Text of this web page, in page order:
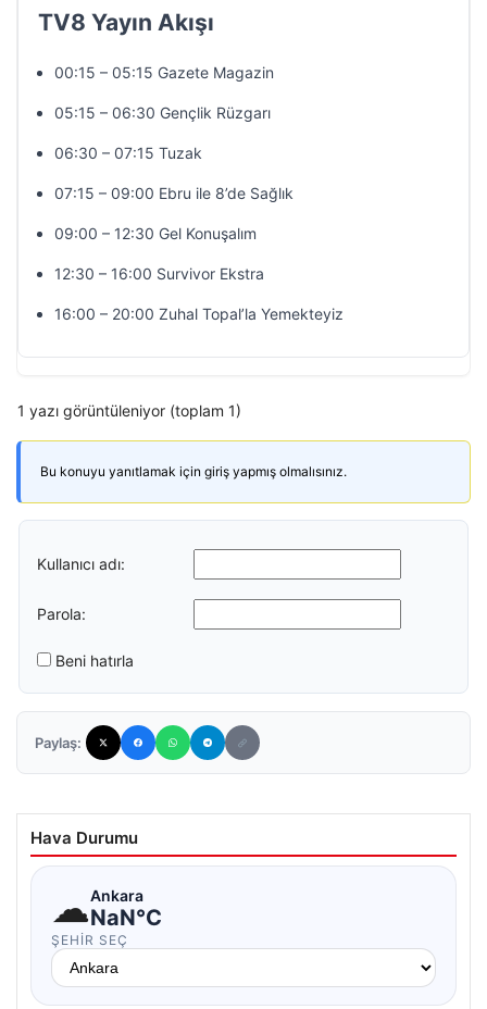
TV8 Yayın Akışı
00:15 – 05:15 Gazete Magazin
05:15 – 06:30 Gençlik Rüzgarı
06:30 – 07:15 Tuzak
07:15 – 09:00 Ebru ile 8’de Sağlık
09:00 – 12:30 Gel Konuşalım
12:30 – 16:00 Survivor Ekstra
16:00 – 20:00 Zuhal Topal’la Yemekteyiz
1 yazı görüntüleniyor (toplam 1)
Bu konuyu yanıtlamak için giriş yapmış olmalısınız.
Kullanıcı adı:
Parola:
Beni hatırla
Paylaş:
Hava Durumu
☁Ankara
NaN°C
ŞEHIR SEÇ